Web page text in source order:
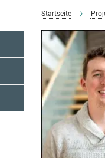
Startseite